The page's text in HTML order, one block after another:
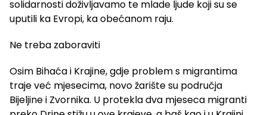
solidarnosti doživljavamo te mlade ljude koji su se
uputili ka Evropi, ka obećanom raju.
Ne treba zaboraviti
Osim Bihaća i Krajine, gdje problem s migrantima
traje već mjesecima, novo žarište su područja
Bijeljine i Zvornika. U protekla dva mjeseca migranti